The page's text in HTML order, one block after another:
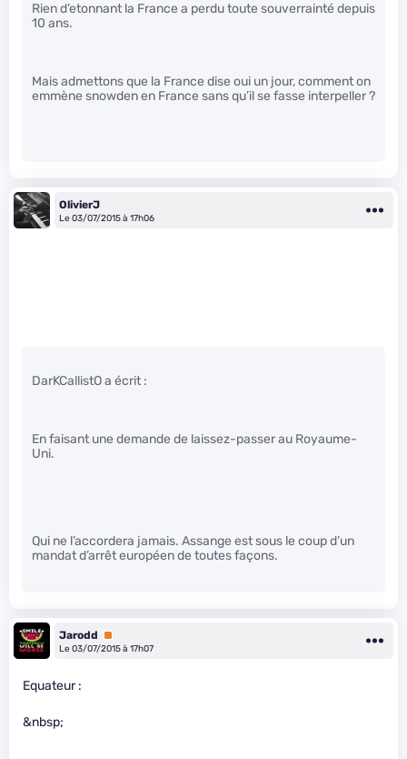
Rien d’etonnant la France a perdu toute souverrainté depuis
10 ans.
Mais admettons que la France dise oui un jour, comment on
emmène snowden en France sans qu’il se fasse interpeller ?
OlivierJ
Le 03/07/2015 à 17h06
DarKCallistO a écrit :
En faisant une demande de laissez-passer au Royaume-
Uni.
Qui ne l’accordera jamais. Assange est sous le coup d’un
mandat d’arrêt européen de toutes façons.
Jarodd
Premium
Le 03/07/2015 à 17h07
Equateur :
&nbsp;